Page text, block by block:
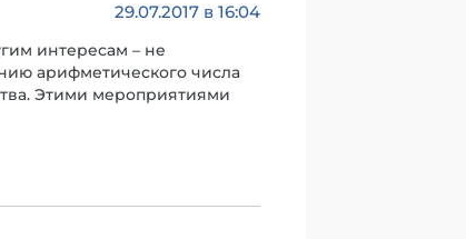
29.07.2017 в 16:04
интересам – не
арифметического числа
Этими мероприятиями